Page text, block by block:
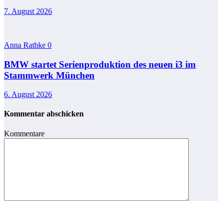
7. August 2026
Anna Rathke 0
BMW startet Serienproduktion des neuen i3 im
Stammwerk München
6. August 2026
Kommentar abschicken
Kommentare